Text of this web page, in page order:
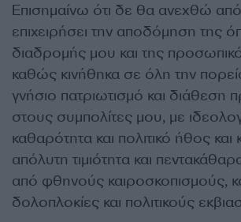
Επισημαίνω ότι δε θα ανεχθώ
επιχειρήσει την αποδόμηση της
διαδρομής μου και της
καθώς κινήθηκα σε όλη την
γνήσιο πατριωτισμό και
στους συμπολίτες μου, με
καθαρότητα και πολιτικό ήθος
απόλυτη τιμιότητα και
από φθηνούς καιροσκοπισμούς,
δολοπλοκίες και πολιτικούς